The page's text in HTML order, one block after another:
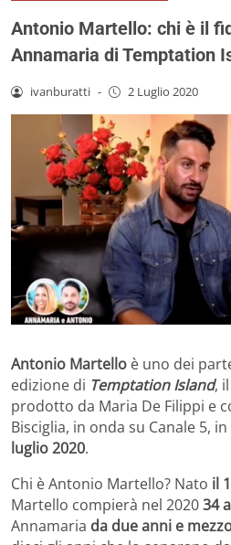
Antonio Martello: chi è il
Annamaria di Temptation
ivanburatti - 2 Luglio 2020
Antonio Martello è uno dei
edizione di Temptation Island,
prodotto da Maria De Filippi e
Bisciglia, in onda su Canale 5,
luglio 2020.
Chi è Antonio Martello? Nato il
Martello compierà nel 202034
Annamaria da due anni e